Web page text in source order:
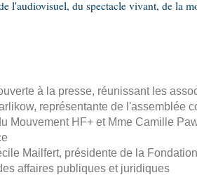
l'audiovisuel, du spectacle vivant, de la
à la presse, réunissant les
représentante de l'assemblée
Mouvement HF+ et Mme Camille
Mailfert, présidente de la
affaires publiques et juridiques